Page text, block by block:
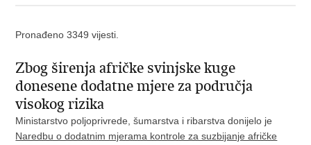
Pronađeno 3349 vijesti.
Zbog širenja afričke svinjske kuge
donesene dodatne mjere za područja
visokog rizika
Ministarstvo poljoprivrede, šumarstva i ribarstva donijelo je
Naredbu o dodatnim mjerama kontrole za suzbijanje afričke